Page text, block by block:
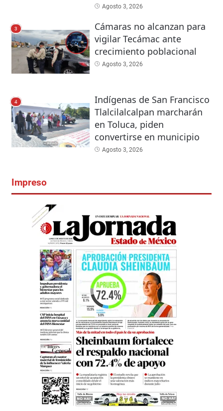
Agosto 3, 2026
3
Cámaras no alcanzan para
vigilar Tecámac ante
crecimiento poblacional
Agosto 3, 2026
4
Indígenas de San Francisco
Tlalcilalcalpan marcharán
en Toluca, piden
convertirse en municipio
Agosto 3, 2026
Impreso